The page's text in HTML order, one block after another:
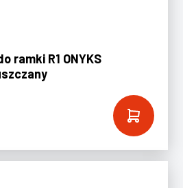
ramki R1 ONYKS